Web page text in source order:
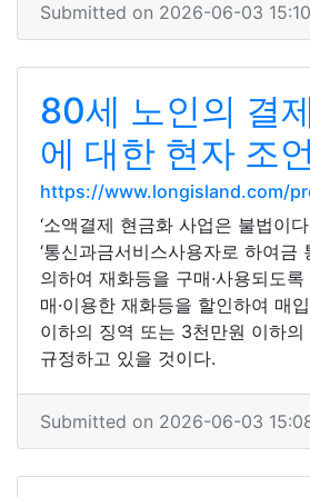
Submitted on 2026-06-03
80세 노인의 결
에 대한 현자 조언
https://www.longisland.com/
‘소액결제 현금화 사업은 불법이
‘통신과금서비스사용자로 하여금
의하여 재화등을 구매·사용되도
매·이용한 재화등을 할인하여 매
이하의 징역 또는 3천만원 이하
규정하고 있을 것이다.
Submitted on 2026-06-03